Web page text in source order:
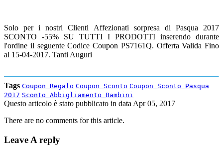
Solo per i nostri Clienti Affezionati sorpresa di Pasqua 2017
SCONTO -55% SU TUTTI I PRODOTTI inserendo durante
l'ordine il seguente Codice Coupon PS7161Q. Offerta Valida Fino
al 15-04-2017. Tanti Auguri
Tags Coupon Regalo Coupon Sconto Coupon Sconto Pasqua
2017 Sconto Abbigliamento Bambini
Questo articolo è stato pubblicato in dataApr 05, 2017
There are no comments for this article.
Leave A reply